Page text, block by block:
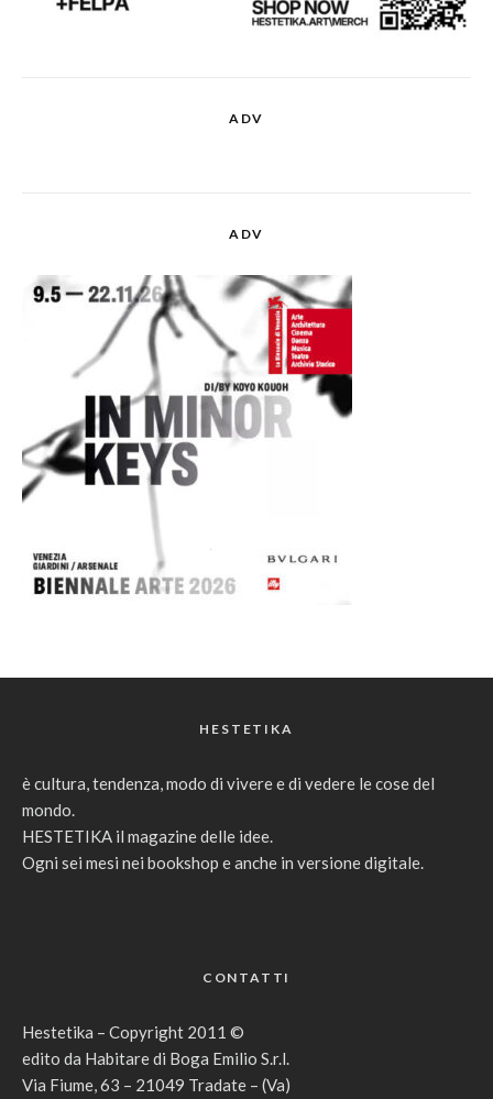
ADV
ADV
HESTETIKA
è cultura, tendenza, modo di vivere e di vedere le cose del
mondo.
HESTETIKA il magazine delle idee.
Ogni sei mesi nei bookshop e anche in versione digitale.
CONTATTI
Hestetika – Copyright 2011 ©
edito da Habitare di Boga Emilio S.r.l.
Via Fiume, 63 – 21049 Tradate – (Va)